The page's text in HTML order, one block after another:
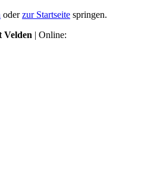
oderzur Startseite springen.
Velden | Online: